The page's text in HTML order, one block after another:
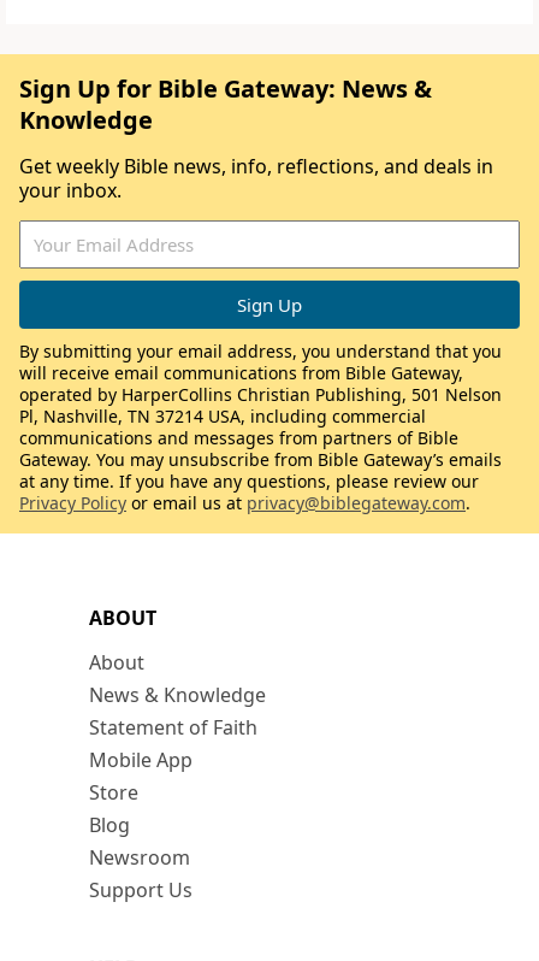
ABOUT
About
News & Knowledge
Statement of Faith
Mobile App
Store
Blog
Newsroom
Support Us
Sign Up for Bible Gateway: News &
Knowledge
Get weekly Bible news, info, reflections, and deals in
your inbox.
By submitting your email address, you understand that you
will receive email communications from Bible Gateway,
operated by HarperCollins Christian Publishing, 501 Nelson
Pl, Nashville, TN 37214 USA, including commercial
communications and messages from partners of Bible
Gateway. You may unsubscribe from Bible Gateway’s emails
at any time. If you have any questions, please review our
Privacy Policy or email us at privacy@biblegateway.com.